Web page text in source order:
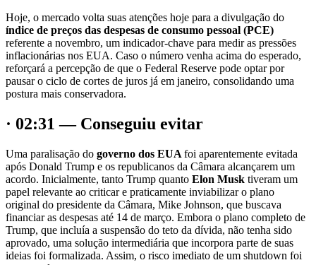
Hoje, o mercado volta suas atenções hoje para a divulgação do
índice de preços das despesas de consumo pessoal (PCE)
referente a novembro, um indicador-chave para medir as pressões
inflacionárias nos EUA. Caso o número venha acima do esperado,
reforçará a percepção de que o Federal Reserve pode optar por
pausar o ciclo de cortes de juros já em janeiro, consolidando uma
postura mais conservadora.
· 02:31 — Conseguiu evitar
Uma paralisação do governo dos EUA foi aparentemente evitada
após Donald Trump e os republicanos da Câmara alcançarem um
acordo. Inicialmente, tanto Trump quanto Elon Musk tiveram um
papel relevante ao criticar e praticamente inviabilizar o plano
original do presidente da Câmara, Mike Johnson, que buscava
financiar as despesas até 14 de março. Embora o plano completo de
Trump, que incluía a suspensão do teto da dívida, não tenha sido
aprovado, uma solução intermediária que incorpora parte de suas
ideias foi formalizada. Assim, o risco imediato de um shutdown foi